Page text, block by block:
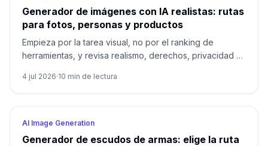
Generador de imágenes con IA realistas: rutas
para fotos, personas y productos
Empieza por la tarea visual, no por el ranking de
herramientas, y revisa realismo, derechos, privacidad y
4 jul 2026·10 min de lectura
AI Image Generation
Generador de escudos de armas: elige la ruta